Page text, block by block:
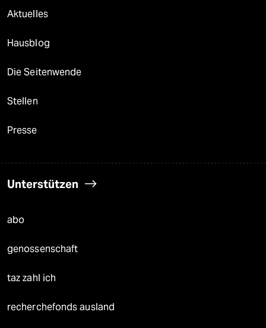
Aktuelles
Hausblog
Die Seitenwende
Stellen
Presse
Unterstützen
abo
genossenschaft
taz zahl ich
recherchefonds ausland